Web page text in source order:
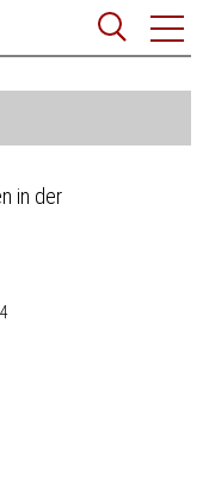
Suchen
in der